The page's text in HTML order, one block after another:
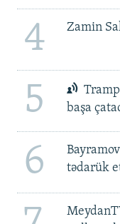
4 Zamin
5
başa
6
tədarük